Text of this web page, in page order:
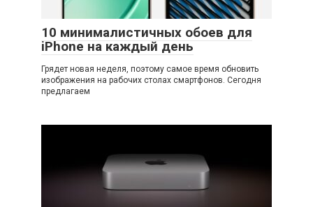
10 минималистичных обоев для
iPhone на каждый день
Грядет новая неделя, поэтому самое время обновить
изображения на рабочих столах смартфонов. Сегодня
предлагаем